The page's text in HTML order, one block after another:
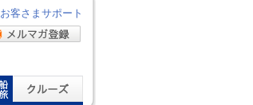
お客さまサポート